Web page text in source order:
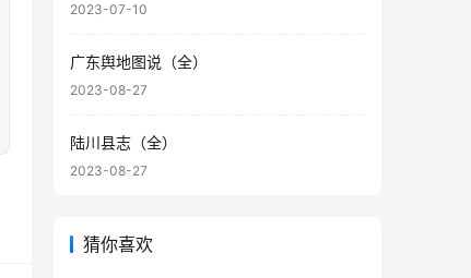
2023-07-10
广东舆地图说（全）
2023-08-27
陆川县志（全）
2023-08-27
猜你喜欢